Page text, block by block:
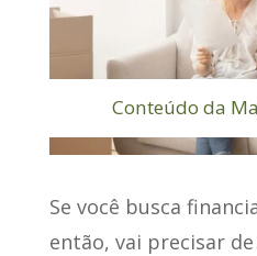
Conteúdo da
Se você busca
então, vai precisar